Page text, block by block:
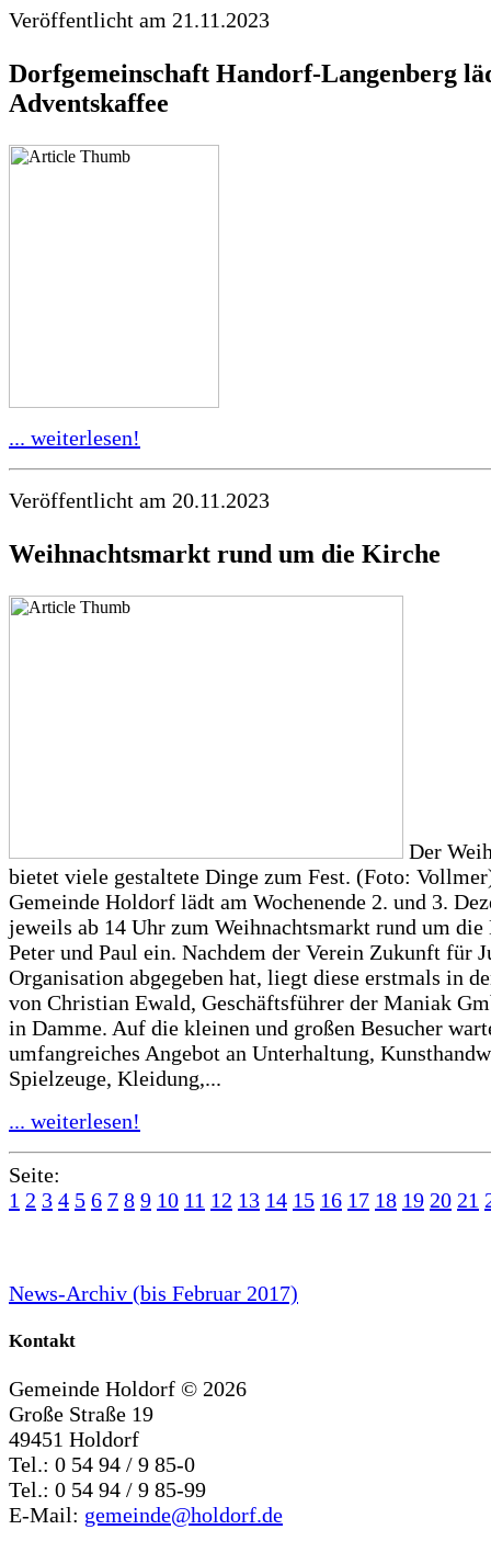
Veröffentlicht am 21.11.2023
Dorfgemeinschaft Handorf-Langenberg
Adventskaffee
... weiterlesen!
Veröffentlicht am 20.11.2023
Weihnachtsmarkt rund um die Kirche
Der
bietet viele gestaltete Dinge zum Fest. (Foto:
Gemeinde Holdorf lädt am Wochenende 2. und 3.
jeweils ab 14 Uhr zum Weihnachtsmarkt rund um die
Peter und Paul ein. Nachdem der Verein Zukunft für
Organisation abgegeben hat, liegt diese erstmals in
von Christian Ewald, Geschäftsführer der Maniak
in Damme. Auf die kleinen und großen Besucher
umfangreiches Angebot an Unterhaltung,
Spielzeuge, Kleidung,...
... weiterlesen!
Seite:
1 2 3 4 5 6 7 8 9 10 11 12 13 14 15 16 17 18 19 20 21
News-Archiv (bis Februar 2017)
Kontakt
Gemeinde Holdorf © 2026
Große Straße 19
49451 Holdorf
Tel.: 0 54 94 / 9 85-0
Tel.: 0 54 94 / 9 85-99
E-Mail: gemeinde@holdorf.de